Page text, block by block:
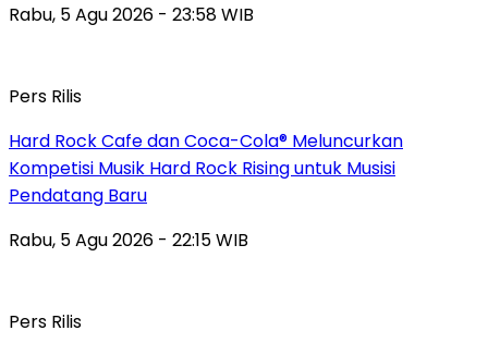
Rabu, 5 Agu 2026 - 23:58 WIB
Pers Rilis
Hard Rock Cafe dan Coca-Cola® Meluncurkan
Kompetisi Musik Hard Rock Rising untuk Musisi
Pendatang Baru
Rabu, 5 Agu 2026 - 22:15 WIB
Pers Rilis